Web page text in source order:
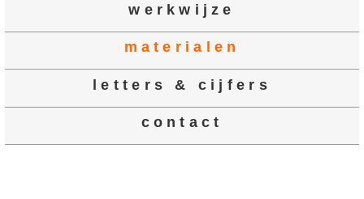
werkwijze
materialen
letters & cijfers
contact